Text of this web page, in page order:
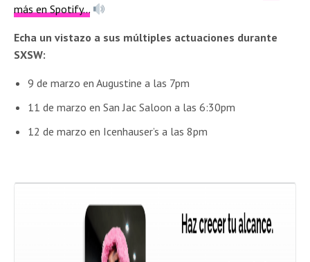
más en Spotify…
Echa un vistazo a sus múltiples actuaciones durante
SXSW:
9 de marzo en Augustine a las 7pm
11 de marzo en San Jac Saloon a las 6:30pm
12 de marzo en Icenhauser’s a las 8pm